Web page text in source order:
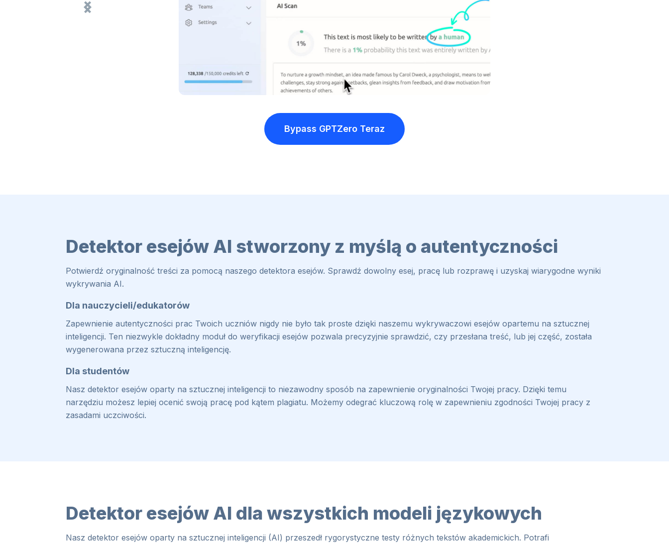
Bypass GPTZero Teraz
Detektor esejów AI stworzony z myślą o autentyczności
Potwierdź oryginalność treści za pomocą naszego detektora esejów. Sprawdź dowolny esej, pracę lub rozprawę i uzyskaj wiarygodne wyniki
wykrywania AI.
Dla nauczycieli/edukatorów
Zapewnienie autentyczności prac Twoich uczniów nigdy nie było tak proste dzięki naszemu wykrywaczowi esejów opartemu na sztucznej
inteligencji. Ten niezwykle dokładny moduł do weryfikacji esejów pozwala precyzyjnie sprawdzić, czy przesłana treść, lub jej część, została
wygenerowana przez sztuczną inteligencję.
Dla studentów
Nasz detektor esejów oparty na sztucznej inteligencji to niezawodny sposób na zapewnienie oryginalności Twojej pracy. Dzięki temu
narzędziu możesz lepiej ocenić swoją pracę pod kątem plagiatu. Możemy odegrać kluczową rolę w zapewnieniu zgodności Twojej pracy z
zasadami uczciwości.
Detektor esejów AI dla wszystkich modeli językowych
Nasz detektor esejów oparty na sztucznej inteligencji (AI) przeszedł rygorystyczne testy różnych tekstów akademickich. Potrafi